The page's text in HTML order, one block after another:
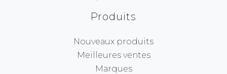
Produits
Nouveaux produits
Meilleures ventes
Marques